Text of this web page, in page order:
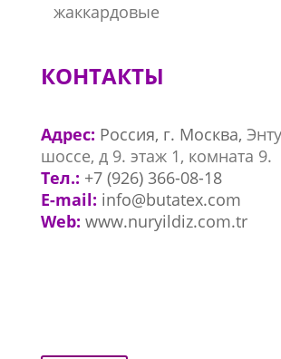
жаккардовые
КОНТАКТЫ
Адрес: Россия, г. Москва,
шоссе, д 9. этаж 1, комната 9.
Тел.: +7 (926) 366-08-18
E-mail: info@butatex.com
Web: www.nuryildiz.com.tr